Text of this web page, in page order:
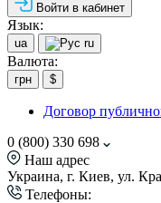
Войти в кабинет
Язык:
ua ru
Валюта:
грн $
Договор
0 (800) 330 698
Наш адрес
Украина, г. Киев, ул.
Телефоны: